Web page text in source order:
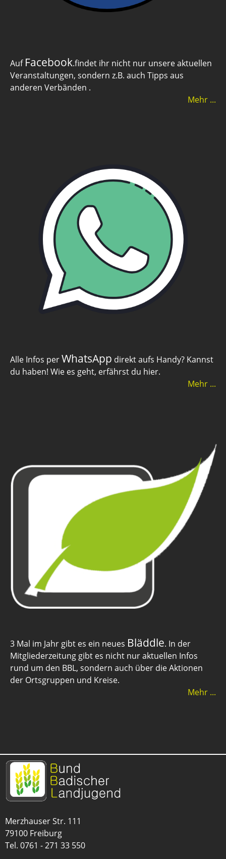
Auf Facebook.findet ihr nicht nur unsere aktuellen
Veranstaltungen, sondern z.B. auch Tipps aus
anderen Verbänden .
Mehr ...
Alle Infos perWhatsApp direkt aufs Handy? Kannst
du haben! Wie es geht, erfährst du hier.
Mehr ...
3 Mal im Jahr gibt es ein neues Bläddle. In der
Mitgliederzeitung gibt es nicht nur aktuellen Infos
rund um den BBL, sondern auch über die Aktionen
der Ortsgruppen und Kreise.
Mehr ...
Merzhauser Str. 111
79100 Freiburg
Tel. 0761 - 271 33 550